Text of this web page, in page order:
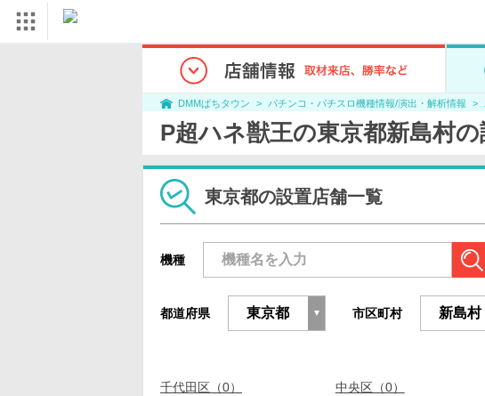
DMMぱちタウン パチンコ・パチスロ機種情報/演出・解析情報
P超ハネ獣王の東京都新島村
東京都の設置店舗一覧
機種
都道府県 市区町村
千代田区（0） 中央区（0）